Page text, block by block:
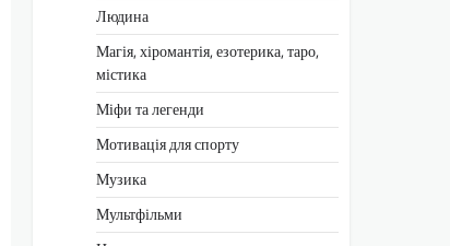
Людина
Магія, хіромантія, езотерика, таро,
містика
Міфи та легенди
Мотивація для спорту
Музика
Мультфільми